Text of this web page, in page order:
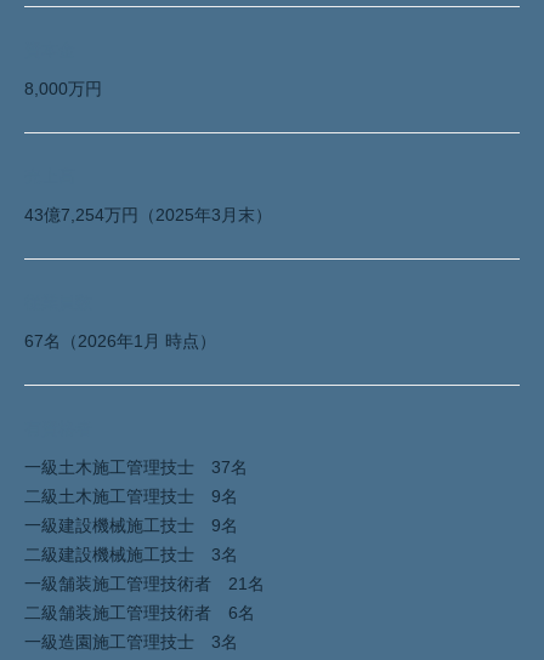
8,000万円
43億7,254万円（2025年3月末）
67名（2026年1月 時点）
一級土木施工管理技士 37名
二級土木施工管理技士 9名
一級建設機械施工技士 9名
二級建設機械施工技士 3名
一級舗装施工管理技術者 21名
二級舗装施工管理技術者 6名
一級造園施工管理技士 3名